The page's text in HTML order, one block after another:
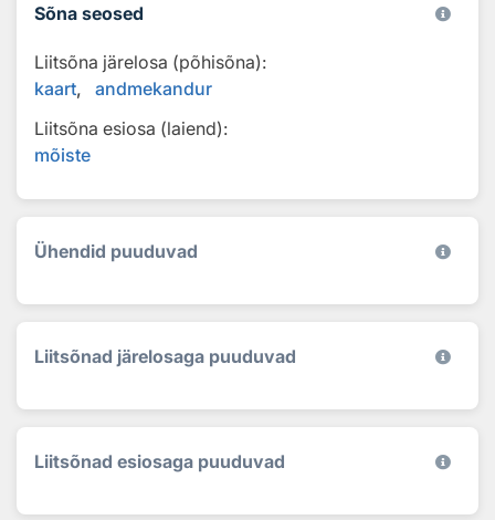
Sõna seosed
Liitsõna järelosa (põhisõna):
kaart
andmekandur
Liitsõna esiosa (laiend):
mõiste
Ühendid puuduvad
Liitsõnad järelosaga puuduvad
Liitsõnad esiosaga puuduvad